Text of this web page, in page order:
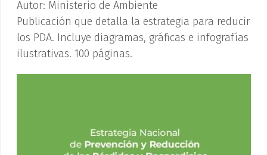
Autor: Ministerio de Ambiente
Publicación que detalla la estrategia para reducir
los PDA. Incluye diagramas, gráficas e infografías
ilustrativas. 100 páginas.